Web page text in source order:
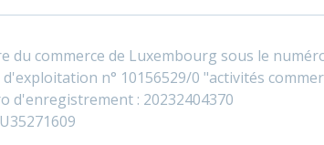
du commerce de Luxembourg sous le
d'exploitation n° 10156529/0 "activités
d'enregistrement : 20232404370